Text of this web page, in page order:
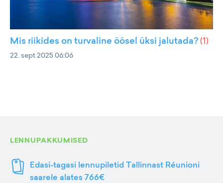
Mis riikides on turvaline öösel üksi jalutada?(1)
22. sept 2025 06:06
LENNUPAKKUMISED
Edasi-tagasi lennupiletid Tallinnast Réunioni
saarele alates 766€